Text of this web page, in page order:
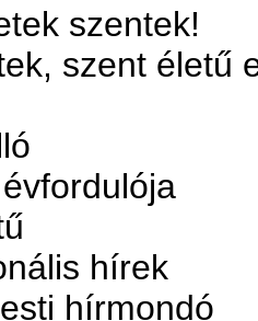
szentek!
szent életű
hírek
hírmondó